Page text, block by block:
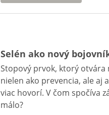
Selén ako nový
Stopový prvok, ktorý otvára
nielen ako prevencia, ale aj
viac hovorí. V čom spočíva
málo?